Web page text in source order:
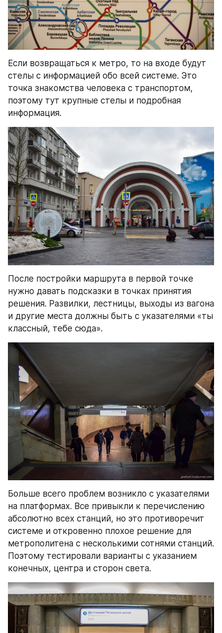
Если возвращаться к метро, то на входе будут
стелы с информацией обо всей системе. Это
точка знакомства человека с транспортом,
поэтому тут крупные стелы и подробная
информация.
После постройки маршрута в первой точке
нужно давать подсказки в точках принятия
решения. Развилки, лестницы, выходы из вагона
и другие места должны быть с указателями «ты
классный, тебе сюда».
Больше всего проблем возникло с указателями
на платформах. Все привыкли к перечислению
абсолютно всех станций, но это противоречит
системе и откровенно плохое решение для
метрополитена с несколькими сотнями станций.
Поэтому тестировали варианты с указанием
конечных, центра и сторон света.